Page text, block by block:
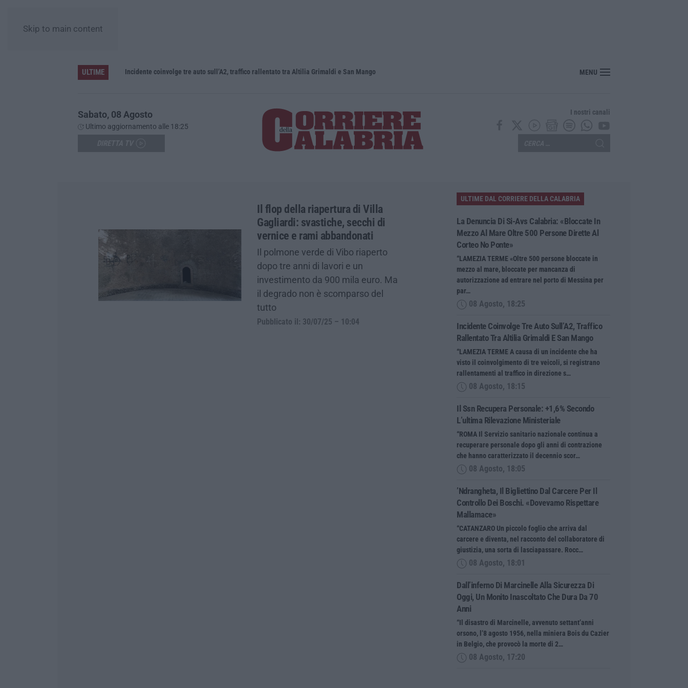
Skip to main content
ULTIME
La denuncia di Si-Avs Calabria: «Bloccate in mezzo al mare oltre 500 persone dirette al corteo No Ponte» Incidente coinvolge tre auto sull’A2, traffico rallentato tra Altilia Grimaldi e San Mango Il Ssn recupera personale: +1,6% secondo l’ultima rilevazione ministeriale
MENU
Sabato, 08 Agosto
Ultimo aggiornamento alle 18:25
I nostri canali
Il flop della riapertura di Villa
Gagliardi: svastiche, secchi di
vernice e rami abbandonati
Il polmone verde di Vibo riaperto
dopo tre anni di lavori e un
investimento da 900 mila euro. Ma
il degrado non è scomparso del
tutto
Pubblicato il: 30/07/25 – 10:04
ULTIME DAL CORRIERE DELLA CALABRIA
La Denuncia Di Si-Avs Calabria: «Bloccate In
Mezzo Al Mare Oltre 500 Persone Dirette Al
Corteo No Ponte»
“LAMEZIA TERME «Oltre 500 persone bloccate in
mezzo al mare, bloccate per mancanza di
autorizzazione ad entrare nel porto di Messina per
par…
08 Agosto, 18:25
Incidente Coinvolge Tre Auto Sull’A2, Traffico
Rallentato Tra Altilia Grimaldi E San Mango
“LAMEZIA TERME A causa di un incidente che ha
visto il coinvolgimento di tre veicoli, si registrano
rallentamenti al traffico in direzione s…
08 Agosto, 18:15
Il Ssn Recupera Personale: +1,6% Secondo
L’ultima Rilevazione Ministeriale
“ROMA Il Servizio sanitario nazionale continua a
recuperare personale dopo gli anni di contrazione
che hanno caratterizzato il decennio scor…
08 Agosto, 18:05
’Ndrangheta, Il Bigliettino Dal Carcere Per Il
Controllo Dei Boschi. «Dovevamo Rispettare
Mallamace»
“CATANZARO Un piccolo foglio che arriva dal
carcere e diventa, nel racconto del collaboratore di
giustizia, una sorta di lasciapassare. Rocc…
08 Agosto, 18:01
Dall’inferno Di Marcinelle Alla Sicurezza Di
Oggi, Un Monito Inascoltato Che Dura Da 70
Anni
“Il disastro di Marcinelle, avvenuto settant’anni
orsono, l’8 agosto 1956, nella miniera Bois du Cazier
in Belgio, che provocò la morte di 2…
08 Agosto, 17:20